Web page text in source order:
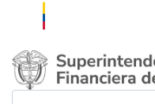
Saltar al contenido principal